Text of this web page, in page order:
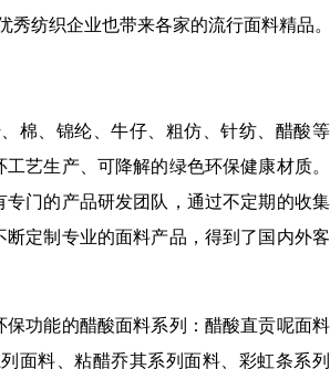
秀纺织企业也带来各家的流行面料精品。
、锦纶、牛仔、粗仿、针纺、醋酸
艺生产、可降解的绿色环保健康材质
门的产品研发团队，通过不定期的收
定制专业的面料产品，得到了国内外
功能的醋酸面料系列：醋酸直贡呢面
面料、粘醋乔其系列面料、彩虹条系